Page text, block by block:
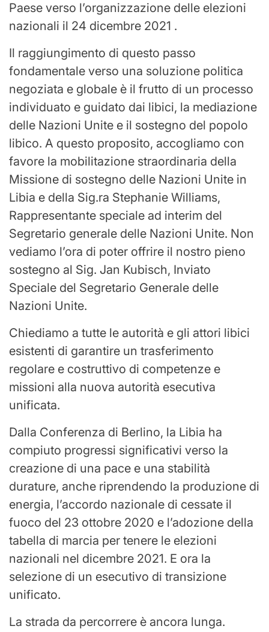
Paese verso l’organizzazione delle elezioni
nazionali il 24 dicembre 2021 .
Il raggiungimento di questo passo
fondamentale verso una soluzione politica
negoziata e globale è il frutto di un processo
individuato e guidato dai libici, la mediazione
delle Nazioni Unite e il sostegno del popolo
libico. A questo proposito, accogliamo con
favore la mobilitazione straordinaria della
Missione di sostegno delle Nazioni Unite in
Libia e della Sig.ra Stephanie Williams,
Rappresentante speciale ad interim del
Segretario generale delle Nazioni Unite. Non
vediamo l’ora di poter offrire il nostro pieno
sostegno al Sig. Jan Kubisch, Inviato
Speciale del Segretario Generale delle
Nazioni Unite.
Chiediamo a tutte le autorità e gli attori libici
esistenti di garantire un trasferimento
regolare e costruttivo di competenze e
missioni alla nuova autorità esecutiva
unificata.
Dalla Conferenza di Berlino, la Libia ha
compiuto progressi significativi verso la
creazione di una pace e una stabilità
durature, anche riprendendo la produzione di
energia, l’accordo nazionale di cessate il
fuoco del 23 ottobre 2020 e l’adozione della
tabella di marcia per tenere le elezioni
nazionali nel dicembre 2021. E ora la
selezione di un esecutivo di transizione
unificato.
La strada da percorrere è ancora lunga.